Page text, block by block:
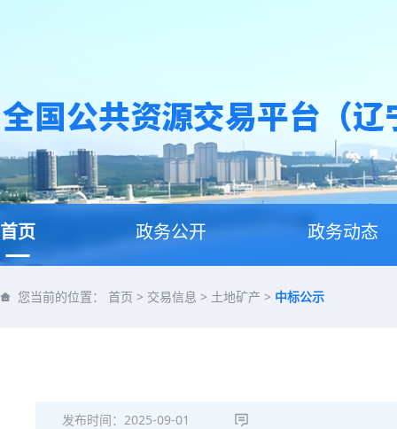
首页 政务公开 政务动态
您当前的位置： 首页 > 交易信息 > 土地矿产 > 中标公示
发布时间： 2025-09-01